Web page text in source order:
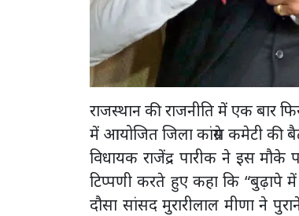
राजस्थान की राजनीति में एक बार
में आयोजित जिला कांग्रेस कमेटी की
विधायक राजेंद्र पारीक ने इस
टिप्पणी करते हुए कहा कि
दौसा सांसद मुरारीलाल मीणा ने